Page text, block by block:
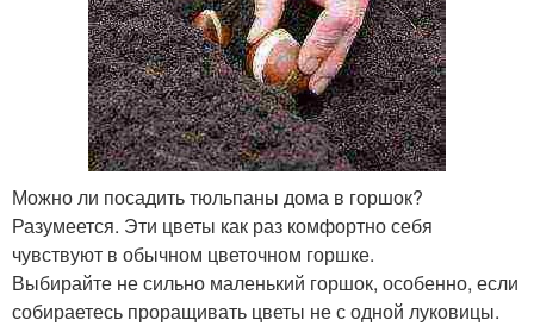
Можно ли посадить тюльпаны дома в горшок?
Разумеется. Эти цветы как раз комфортно себя
чувствуют в обычном цветочном горшке.
Выбирайте не сильно маленький горшок, особенно, если
собираетесь проращивать цветы не с одной луковицы.